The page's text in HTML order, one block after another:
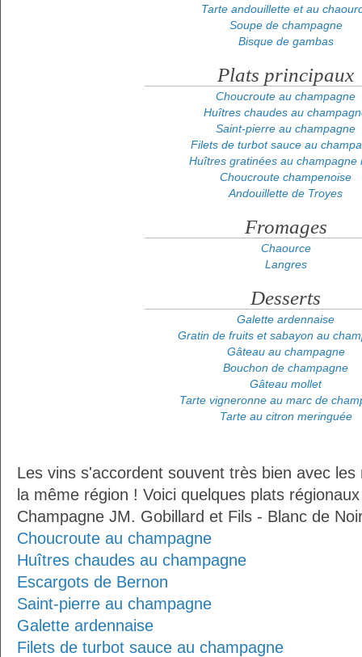
Tarte andouillette et au
Soupe de champagne
Bisque de gambas
Plats principaux
Choucroute au champagne
Huîtres chaudes au
Saint-pierre au champagne
Filets de turbot sauce au
Huîtres gratinées au champagne
Choucroute champenoise
Andouillette de Troyes
Fromages
Chaource
Langres
Desserts
Galette ardennaise
Gratin de fruits et sabayon au
Gâteau au champagne
Bouchon de champagne
Gâteau mollet
Tarte vigneronne au marc de
Tarte au citron meringuée
Les vins s'accordent souvent très bien avec
la même région ! Voici quelques plats
Champagne JM. Gobillard et Fils - Blanc de
Choucroute au champagne
Huîtres chaudes au champagne
Escargots de Bernon
Saint-pierre au champagne
Galette ardennaise
Filets de turbot sauce au champagne